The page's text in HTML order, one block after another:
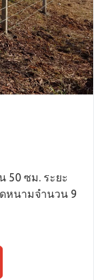
50 ซม. ระยะ
ดหนามจำนวน 9